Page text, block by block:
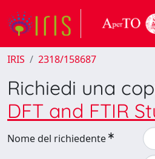
IRIS 2318/158687
Richiedi una
DFT and FTIR
Nome del richiedente